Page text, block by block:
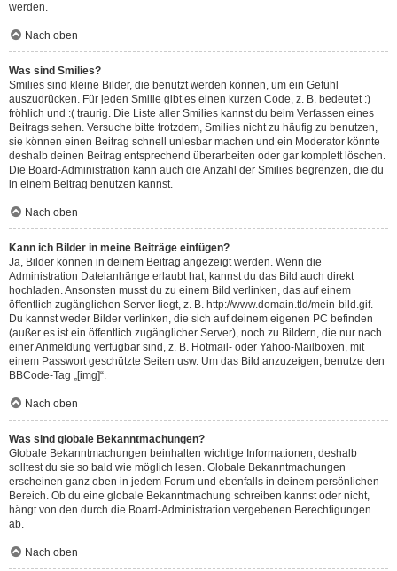
werden.
Nach oben
Was sind Smilies?
Smilies sind kleine Bilder, die benutzt werden können, um ein Gefühl
auszudrücken. Für jeden Smilie gibt es einen kurzen Code, z. B. bedeutet :)
fröhlich und :( traurig. Die Liste aller Smilies kannst du beim Verfassen eines
Beitrags sehen. Versuche bitte trotzdem, Smilies nicht zu häufig zu benutzen,
sie können einen Beitrag schnell unlesbar machen und ein Moderator könnte
deshalb deinen Beitrag entsprechend überarbeiten oder gar komplett löschen.
Die Board-Administration kann auch die Anzahl der Smilies begrenzen, die du
in einem Beitrag benutzen kannst.
Nach oben
Kann ich Bilder in meine Beiträge einfügen?
Ja, Bilder können in deinem Beitrag angezeigt werden. Wenn die
Administration Dateianhänge erlaubt hat, kannst du das Bild auch direkt
hochladen. Ansonsten musst du zu einem Bild verlinken, das auf einem
öffentlich zugänglichen Server liegt, z. B. http://www.domain.tld/mein-bild.gif.
Du kannst weder Bilder verlinken, die sich auf deinem eigenen PC befinden
(außer es ist ein öffentlich zugänglicher Server), noch zu Bildern, die nur nach
einer Anmeldung verfügbar sind, z. B. Hotmail- oder Yahoo-Mailboxen, mit
einem Passwort geschützte Seiten usw. Um das Bild anzuzeigen, benutze den
BBCode-Tag „[img]“.
Nach oben
Was sind globale Bekanntmachungen?
Globale Bekanntmachungen beinhalten wichtige Informationen, deshalb
solltest du sie so bald wie möglich lesen. Globale Bekanntmachungen
erscheinen ganz oben in jedem Forum und ebenfalls in deinem persönlichen
Bereich. Ob du eine globale Bekanntmachung schreiben kannst oder nicht,
hängt von den durch die Board-Administration vergebenen Berechtigungen
ab.
Nach oben